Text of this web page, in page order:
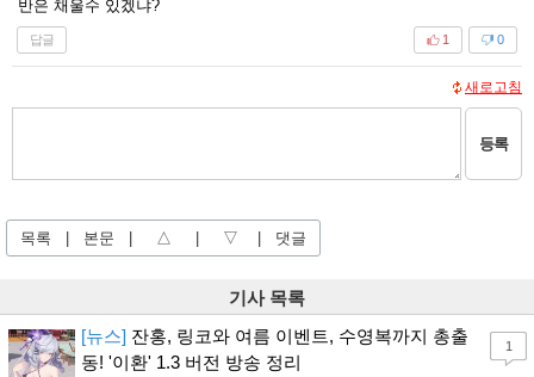
반은 채울수 있겠냐?
답글 0
1
새로고침
등록
목록 본문 △ ▽ 댓글
기사 목록
[뉴스] 잔홍, 링코와 여름 이벤트, 수영복까지 총출
동! '이환' 1.3 버전 방송 정리
1